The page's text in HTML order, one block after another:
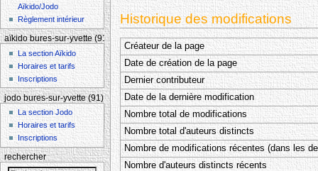
Historique des modifications
Créateur de la page
Date de création de la page
Dernier contributeur
Date de la dernière modification
Nombre total de modifications
Nombre total d'auteurs distincts
Nombre de modifications récentes (dans les
Nombre d'auteurs distincts récents
Aïkido/Jodo
Règlement intérieur
aïkido bures-sur-yvette (91)
La section Aïkido
Horaires et tarifs
Inscriptions
jodo bures-sur-yvette (91)
La section Jodo
Horaires et tarifs
Inscriptions
rechercher